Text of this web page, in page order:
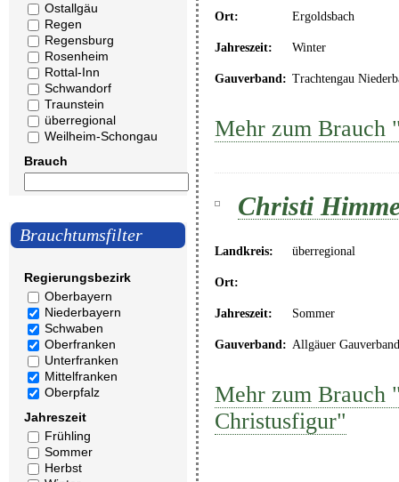
Ostallgäu
Regen
Regensburg
Rosenheim
Rottal-Inn
Schwandorf
Traunstein
überregional
Weilheim-Schongau
Brauch
Brauchtumsfilter
Regierungsbezirk
Oberbayern
Niederbayern
Schwaben
Oberfranken
Unterfranken
Mittelfranken
Oberpfalz
Jahreszeit
Frühling
Sommer
Herbst
Ort: Ergoldsbach
Jahreszeit: Winter
Gauverband: Trachtengau
Mehr zum Brauch
Christi
Landkreis: überregional
Ort:
Jahreszeit: Sommer
Gauverband: Allgäuer Gauverband
Mehr zum Brauch
Christusfigur"